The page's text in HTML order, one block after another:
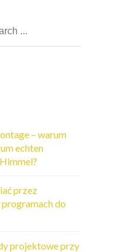
– warum
echten
przez
do
projektowe przy